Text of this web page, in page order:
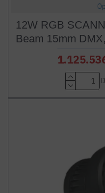
12W RGB
Beam 15mm